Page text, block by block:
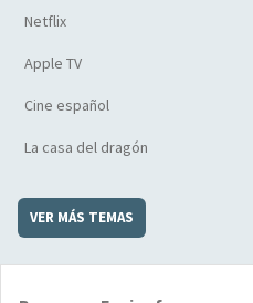
Netflix
Apple TV
Cine español
La casa del dragón
VER MÁS TEMAS